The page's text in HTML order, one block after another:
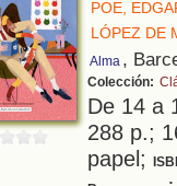
POE,
LÓPEZ DE
Alma ,
Colección:
De 14 a
288 p.;
papel;